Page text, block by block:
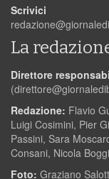
Scrivici
La
Direttore
(
Redazione: Flavio
Luigi Cosimini, Pier
Passini, Sara
Consani, Nicola
Foto: Graziano